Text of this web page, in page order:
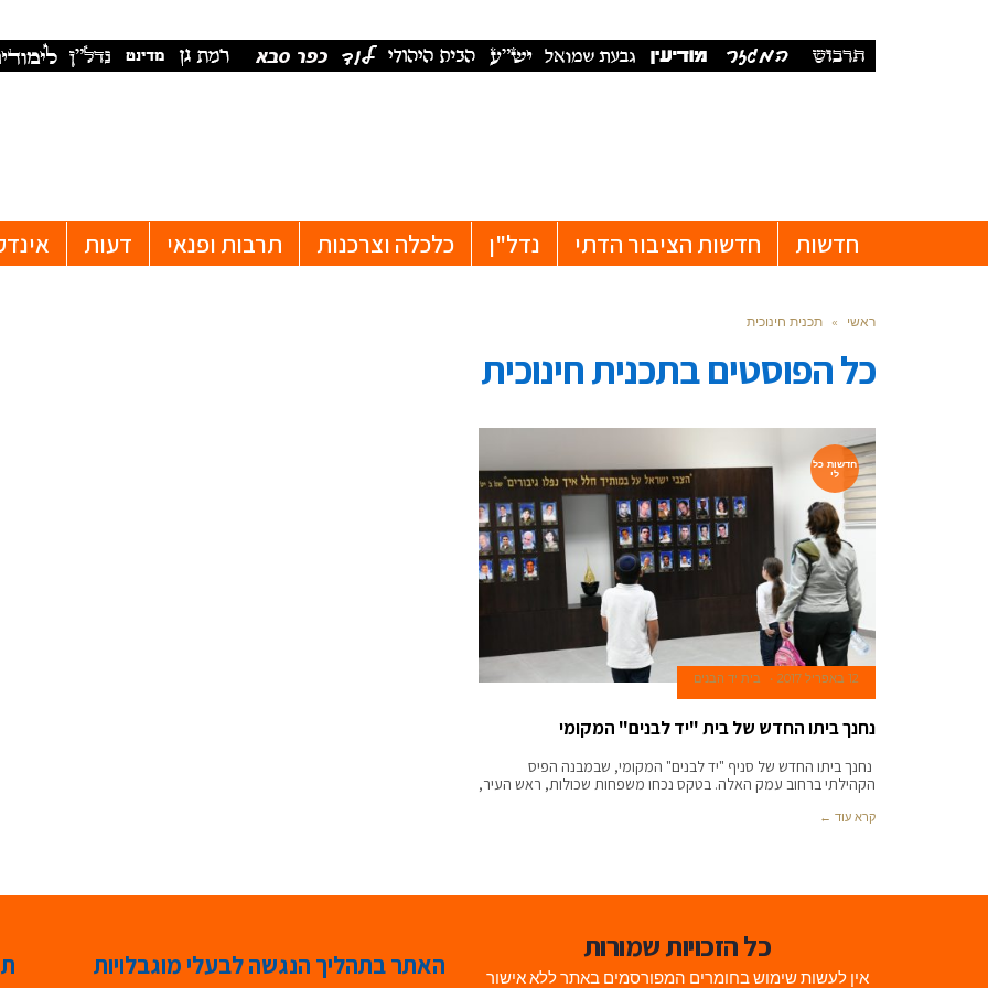
חדשות חדשות הציבור הדתי נדל"ן כלכלה וצרכנות תרבות ופנאי דעות
ראשי » תכנית חינוכית
כל הפוסטים בתכנית חינוכית
חדשות כל
לי
12 באפריל 2017 בית יד הבנים
נחנך ביתו החדש של בית "יד לבנים" המקומי
נחנך ביתו החדש של סניף "יד לבנים" המקומי, שבמבנה הפיס
הקהילתי ברחוב עמק האלה. בטקס נכחו משפחות שכולות, ראש העיר,
קרא עוד ←
כל הזכויות שמורות
אין לעשות שימוש בחומרים המפורסמים באתר ללא אישור האתר בתהליך הנגשה לבעלי מוגבלויות